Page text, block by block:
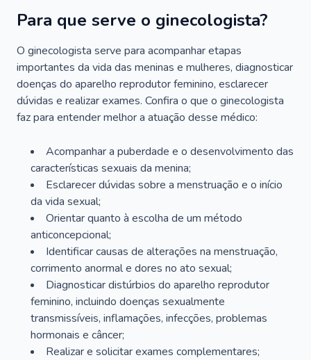
Para que serve o ginecologista?
O ginecologista serve para acompanhar etapas
importantes da vida das meninas e mulheres, diagnosticar
doenças do aparelho reprodutor feminino, esclarecer
dúvidas e realizar exames. Confira o que o ginecologista
faz para entender melhor a atuação desse médico:
Acompanhar a puberdade e o desenvolvimento das
características sexuais da menina;
Esclarecer dúvidas sobre a menstruação e o início
da vida sexual;
Orientar quanto à escolha de um método
anticoncepcional;
Identificar causas de alterações na menstruação,
corrimento anormal e dores no ato sexual;
Diagnosticar distúrbios do aparelho reprodutor
feminino, incluindo doenças sexualmente
transmissíveis, inflamações, infecções, problemas
hormonais e câncer;
Realizar e solicitar exames complementares;